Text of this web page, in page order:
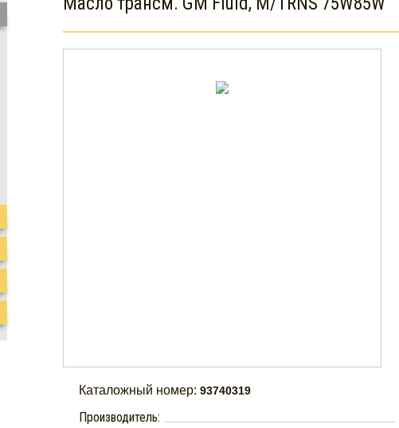
Каталожный номер: 93740319
Производитель: